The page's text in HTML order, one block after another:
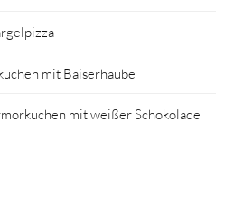
mit Baiserhaube
mit weißer Schokolade